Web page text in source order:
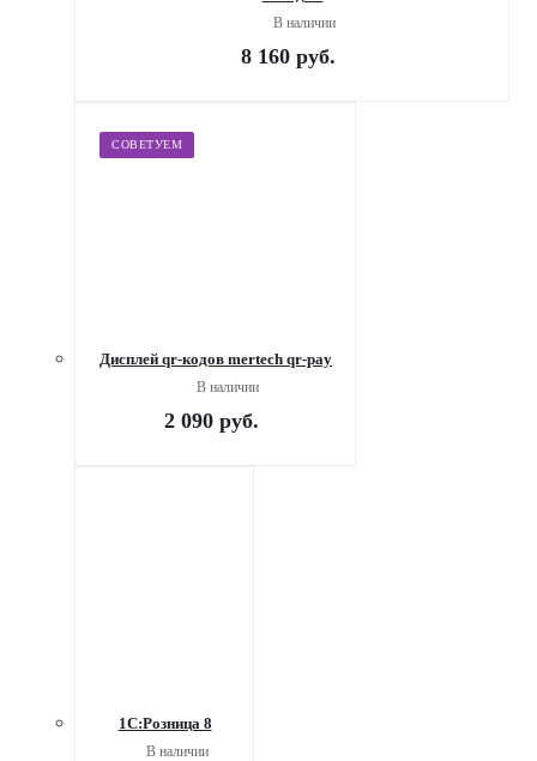
В наличии
8 160 руб.
СОВЕТУЕМ
Дисплей qr-кодов mertech qr-pay
В наличии
2 090 руб.
1С:Розница 8
В наличии